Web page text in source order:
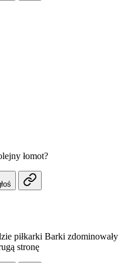
łomot?
piłkarki Barki zdominowały
stronę